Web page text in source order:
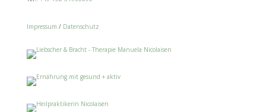
Impressum / Datenschutz